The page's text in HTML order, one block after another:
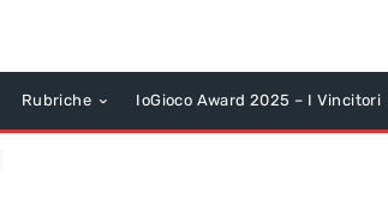
Rubriche IoGioco Award 2025 – I Vincitori